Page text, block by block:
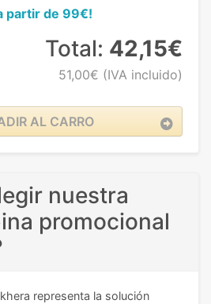
partir de 99€!
Total: 42,15€
51,00€ (IVA incluido)
AL CARRO
nuestra
promocional
representa la solución